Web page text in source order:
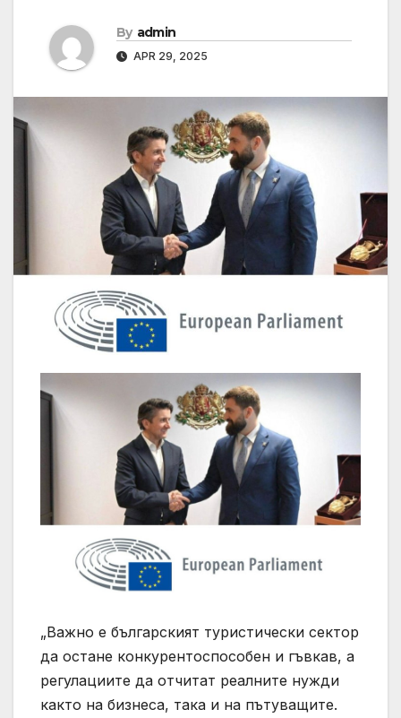
By admin
APR 29, 2025
„Важно е българският туристически сектор
да остане конкурентоспособен и гъвкав, а
регулациите да отчитат реалните нужди
както на бизнеса, така и на пътуващите.